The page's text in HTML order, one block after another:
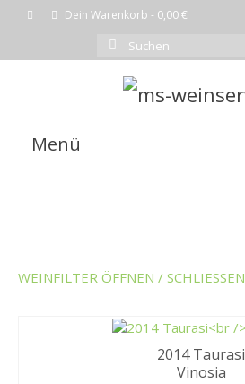
Dein Warenkorb - 0,00€
Suchen
nach:
Menü
SHOP
WEINFILTER ÖFFNEN / SCHLIESSEN
2014 Taurasi
Vinosia